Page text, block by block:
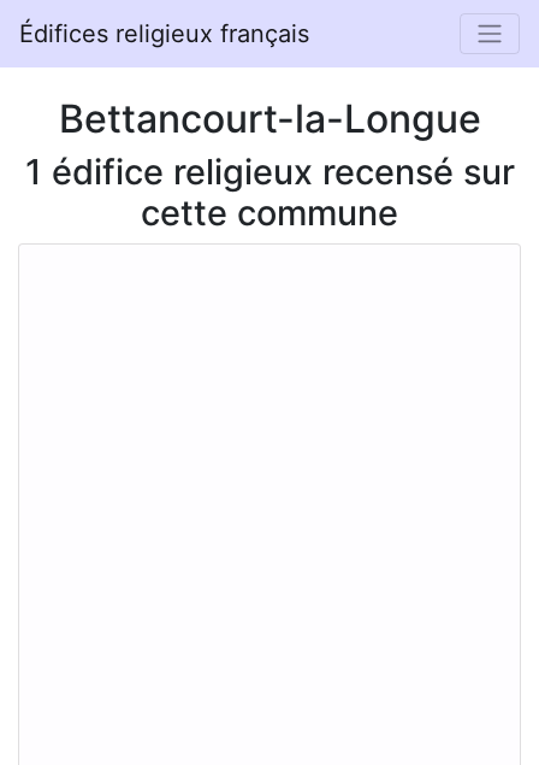
Édifices religieux français
Bettancourt-la-Longue
1 édifice religieux recensé sur
cette commune